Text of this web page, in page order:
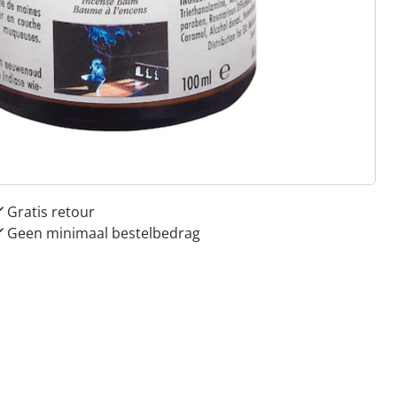
voor
Gratis kopen op rekening
Gratis retour
Geen minimaal bestelbedrag